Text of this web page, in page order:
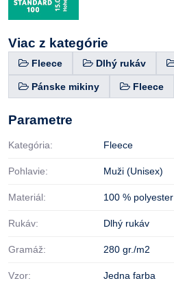
Viac z kategórie
Fleece Dlhý rukáv
Pánske mikiny Fleece
Parametre
Kategória: Fleece
Pohlavie: Muži (Unisex)
Materiál: 100 % polyester
Rukáv: Dlhý rukáv
Gramáž: 280 gr./m2
Vzor: Jedna farba